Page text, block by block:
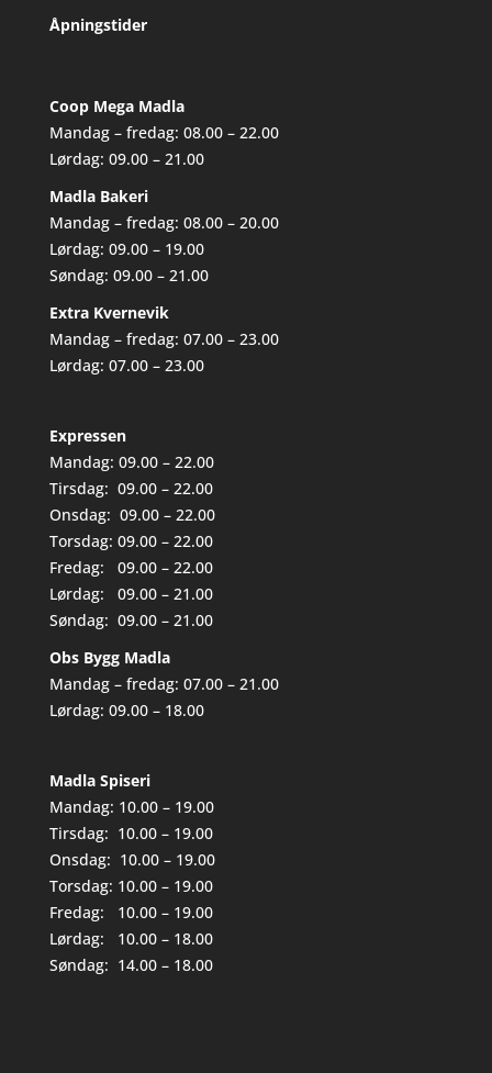
Åpningstider
Coop Mega Madla
Mandag – fredag: 08.00 – 22.00
Lørdag: 09.00 – 21.00
Madla Bakeri
Mandag – fredag: 08.00 – 20.00
Lørdag: 09.00 – 19.00
Søndag: 09.00 – 21.00
Extra Kvernevik
Mandag – fredag: 07.00 – 23.00
Lørdag: 07.00 – 23.00
Expressen
Mandag: 09.00 – 22.00
Tirsdag: 09.00 – 22.00
Onsdag: 09.00 – 22.00
Torsdag: 09.00 – 22.00
Fredag: 09.00 – 22.00
Lørdag: 09.00 – 21.00
Søndag: 09.00 – 21.00
Obs Bygg Madla
Mandag – fredag: 07.00 – 21.00
Lørdag: 09.00 – 18.00
Madla Spiseri
Mandag: 10.00 – 19.00
Tirsdag: 10.00 – 19.00
Onsdag: 10.00 – 19.00
Torsdag: 10.00 – 19.00
Fredag: 10.00 – 19.00
Lørdag: 10.00 – 18.00
Søndag: 14.00 – 18.00